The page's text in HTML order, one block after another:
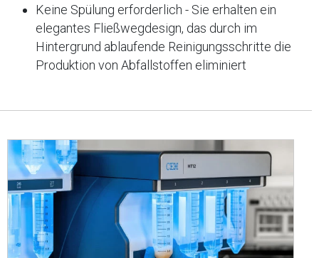
Keine Spülung erforderlich - Sie erhalten ein
elegantes Fließwegdesign, das durch im
Hintergrund ablaufende Reinigungsschritte die
Produktion von Abfallstoffen eliminiert